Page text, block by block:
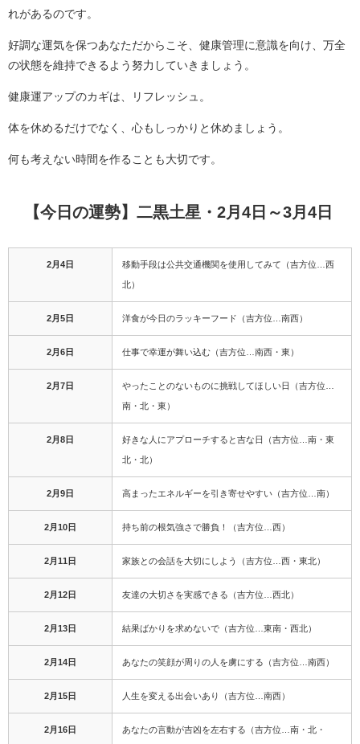
れがあるのです。
好調な運気を保つあなただからこそ、健康管理に意識を向け、万全
の状態を維持できるよう努力していきましょう。
健康運アップのカギは、リフレッシュ。
体を休めるだけでなく、心もしっかりと休めましょう。
何も考えない時間を作ることも大切です。
【今日の運勢】二黒土星・2月4日～3月4日
2月4日 移動手段は公共交通機関を使用してみて（吉方位…西
北）
2月5日 洋食が今日のラッキーフード（吉方位…南西）
2月6日 仕事で幸運が舞い込む（吉方位…南西・東）
2月7日 やったことのないものに挑戦してほしい日（吉方位…
南・北・東）
2月8日 好きな人にアプローチすると吉な日（吉方位…南・東
北・北）
2月9日 高まったエネルギーを引き寄せやすい（吉方位…南）
2月10日 持ち前の根気強さで勝負！（吉方位…西）
2月11日 家族との会話を大切にしよう（吉方位…西・東北）
2月12日 友達の大切さを実感できる（吉方位…西北）
2月13日 結果ばかりを求めないで（吉方位…東南・西北）
2月14日 あなたの笑顔が周りの人を虜にする（吉方位…南西）
2月15日 人生を変える出会いあり（吉方位…南西）
2月16日 あなたの言動が吉凶を左右する（吉方位…南・北・